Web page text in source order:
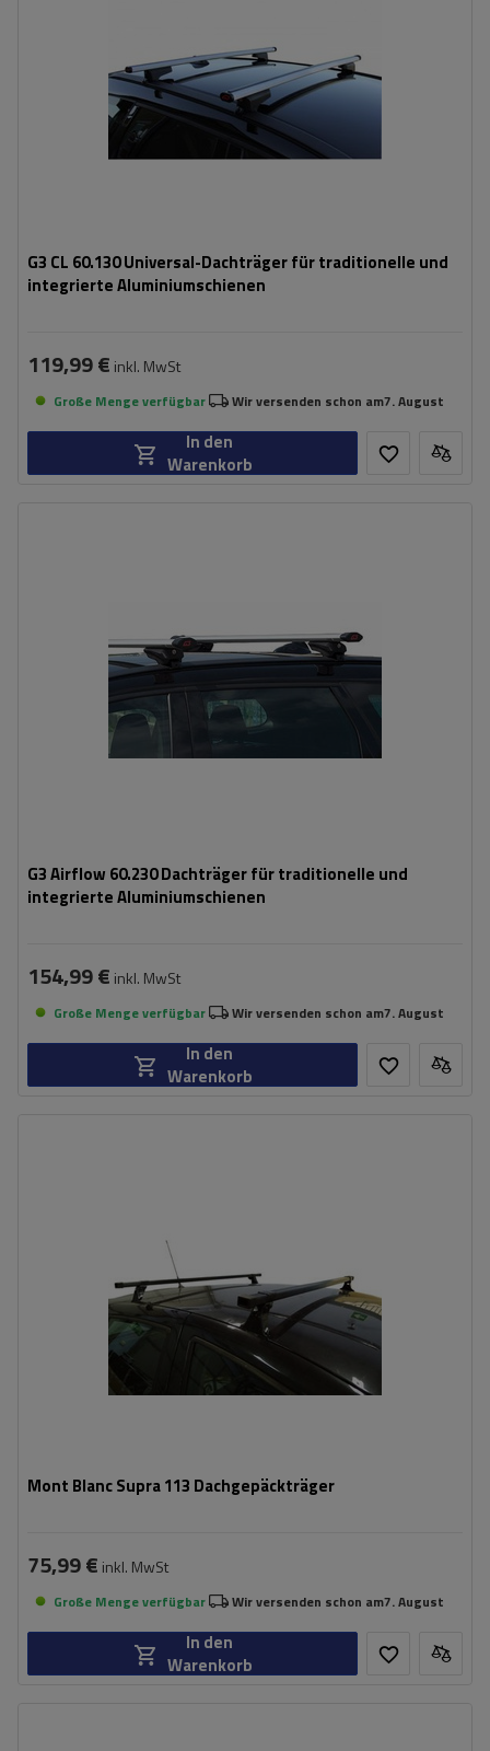
G3 CL 60.130 Universal-Dachträger für traditionelle und
integrierte Aluminiumschienen
119,99 € inkl. MwSt
Große Menge verfügbar Wir versenden schon am7. August
In den
Warenkorb
G3 Airflow 60.230 Dachträger für traditionelle und
integrierte Aluminiumschienen
154,99 € inkl. MwSt
Große Menge verfügbar Wir versenden schon am7. August
In den
Warenkorb
Mont Blanc Supra 113 Dachgepäckträger
75,99 € inkl. MwSt
Große Menge verfügbar Wir versenden schon am7. August
In den
Warenkorb